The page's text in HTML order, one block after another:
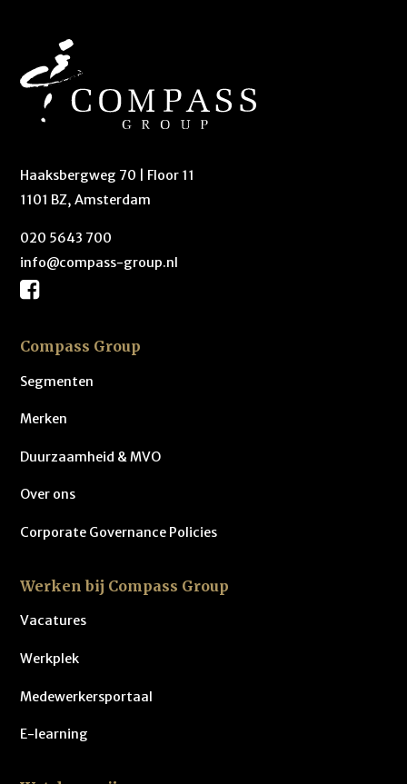
Haaksbergweg 70 | Floor 11
1101 BZ, Amsterdam
020 5643 700
info@compass-group.nl
Compass Group
Segmenten
Merken
Duurzaamheid & MVO
Over ons
Corporate Governance Policies
Werken bij Compass Group
Vacatures
Werkplek
Medewerkersportaal
E-learning